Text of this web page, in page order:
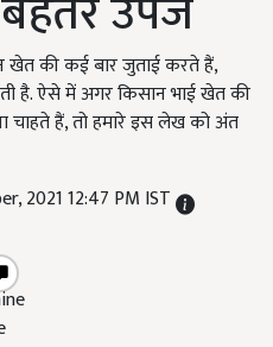
की कई बार जुताई करते हैं,
है. ऐसे में अगर किसान भाई खेत की
चाहते हैं, तो हमारे इस लेख को अंत
2021 12:47 PM IST